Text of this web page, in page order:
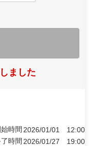
ました
始時間 2026/01/01
12:00
時間 2026/01/27
19:00